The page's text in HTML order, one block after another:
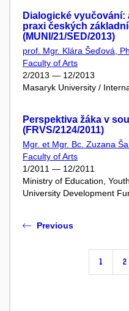
Dialogické
praxi českých
(MUNI/21/SED/2013)
prof. Mgr. Klára Šeďová,
Faculty of Arts
2/2013 — 12/2013
Masaryk University /
Perspektiva žáka v
(FRVS/2124/2011)
Mgr. et Mgr. Bc. Zuzana
Faculty of Arts
1/2011 — 12/2011
Ministry of Education,
University Development
Previous
1 2